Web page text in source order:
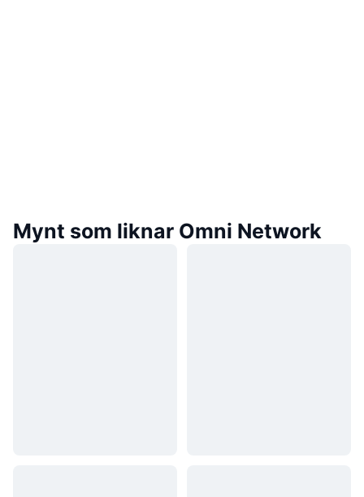
Mynt som liknar Omni Network